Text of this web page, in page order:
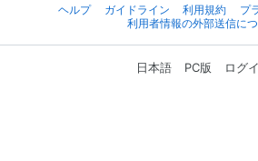
ヘルプ
ガイドライン 利用規約
プ
利用者情報の外部送信に
日本語 PC版 ログ